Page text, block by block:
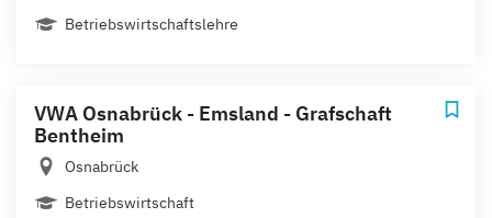
Betriebswirtschaftslehre
VWA Osnabrück - Emsland - Grafschaft
Bentheim
Osnabrück
Betriebswirtschaft